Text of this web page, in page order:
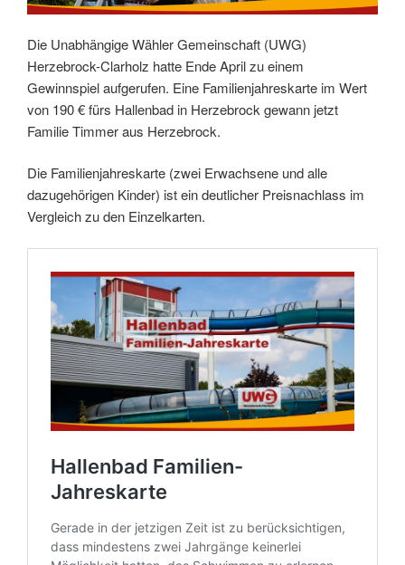
Die Unabhängige Wähler Gemeinschaft (UWG)
Herzebrock-Clarholz hatte Ende April zu einem
Gewinnspiel aufgerufen. Eine Familienjahreskarte im Wert
von 190 € fürs Hallenbad in Herzebrock gewann jetzt
Familie Timmer aus Herzebrock.
Die Familienjahreskarte (zwei Erwachsene und alle
dazugehörigen Kinder) ist ein deutlicher Preisnachlass im
Vergleich zu den Einzelkarten.